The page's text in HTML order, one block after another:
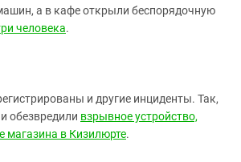
а в кафе открыли беспорядочную
человека.
и другие инциденты. Так,
обезвредили взрывное устройство,
магазина в Кизилюрте.